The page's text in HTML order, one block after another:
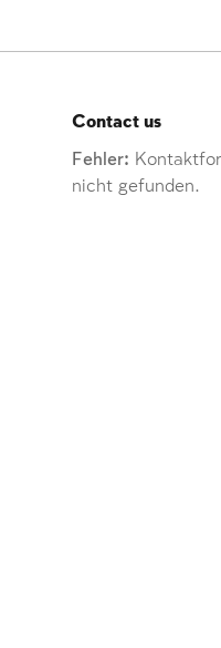
Contact us
Fehler:
nicht gefunden.